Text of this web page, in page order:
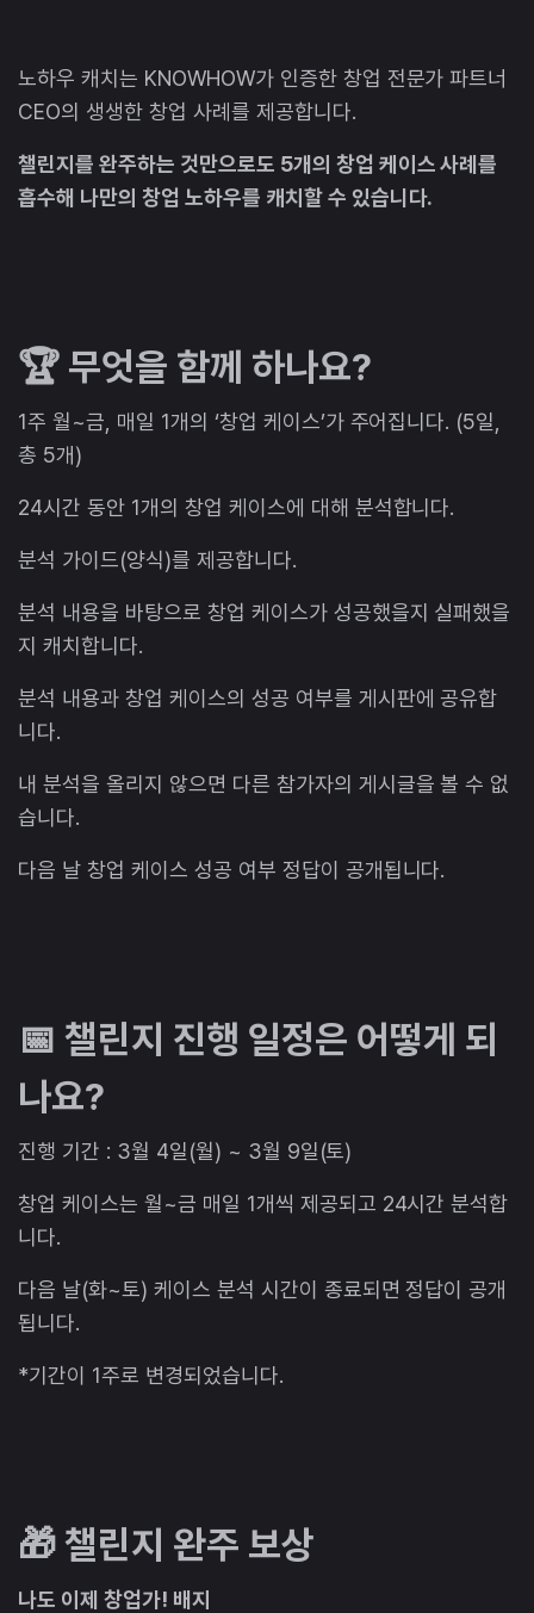
노하우 캐치는 KNOWHOW가 인증한 창업 전문가 파트너
CEO의 생생한 창업 사례를 제공합니다.
챌린지를 완주하는 것만으로도 5개의 창업 케이스 사례를
흡수해 나만의 창업 노하우를 캐치할 수 있습니다.
🏆 무엇을 함께 하나요?
1주 월~금, 매일 1개의 ‘창업 케이스’가 주어집니다. (5일,
총 5개)
24시간 동안 1개의 창업 케이스에 대해 분석합니다.
분석 가이드(양식)를 제공합니다.
분석 내용을 바탕으로 창업 케이스가 성공했을지 실패했을
지 캐치합니다.
분석 내용과 창업 케이스의 성공 여부를 게시판에 공유합
니다.
내 분석을 올리지 않으면 다른 참가자의 게시글을 볼 수 없
습니다.
다음 날 창업 케이스 성공 여부 정답이 공개됩니다.
📅 챌린지 진행 일정은 어떻게 되
나요?
진행 기간 : 3월 4일(월) ~ 3월 9일(토)
창업 케이스는 월~금 매일 1개씩 제공되고 24시간 분석합
니다.
다음 날(화~토) 케이스 분석 시간이 종료되면 정답이 공개
됩니다.
*기간이 1주로 변경되었습니다.
🎁 챌린지 완주 보상
나도 이제 창업가! 배지